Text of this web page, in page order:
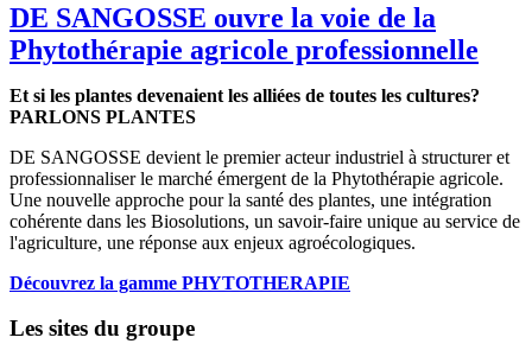
DE SANGOSSE ouvre la voie de la
Phytothérapie agricole professionnelle
Et si les plantes devenaient les alliées de toutes les cultures?
PARLONS PLANTES
DE SANGOSSE devient le premier acteur industriel à structurer et
professionnaliser le marché émergent de la Phytothérapie agricole.
Une nouvelle approche pour la santé des plantes, une intégration
cohérente dans les Biosolutions, un savoir-faire unique au service de
l'agriculture, une réponse aux enjeux agroécologiques.
Découvrez la gamme PHYTOTHERAPIE
Les sites du groupe